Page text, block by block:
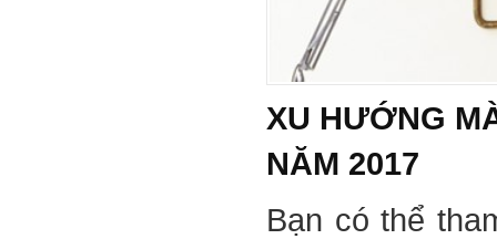
XU HƯỚNG
NĂM 2017
Bạn có thể